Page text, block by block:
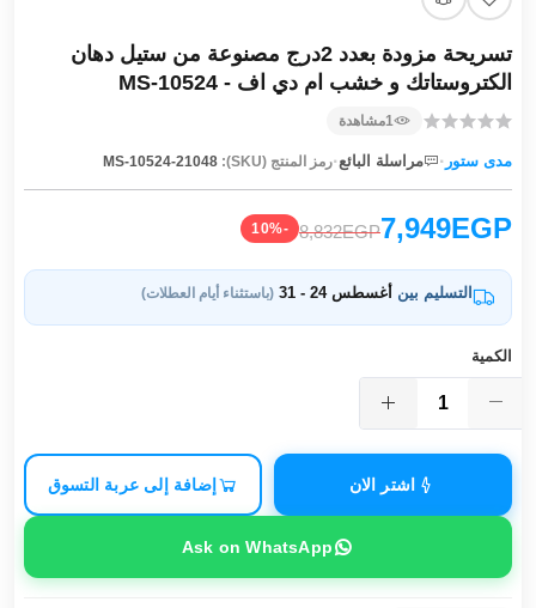
تسريحة مزودة بعدد 2درج مصنوعة من ستيل دهان
الكتروستاتك و خشب ام دي اف - MS-10524
1مشاهدة
مدى ستور · مراسلة البائع·رمز المنتج (SKU): MS-10524-21048
7,949EGP
8,832EGP
-10%
التسليم بين أغسطس 24 - 31 (باستثناء أيام العطلات)
الكمية
اشتر الان إضافة إلى عربة التسوق
Ask on WhatsApp